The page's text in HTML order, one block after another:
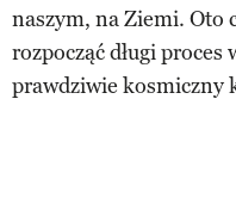
naszym, na Ziemi. Oto
rozpocząć długi
prawdziwie kosmiczny